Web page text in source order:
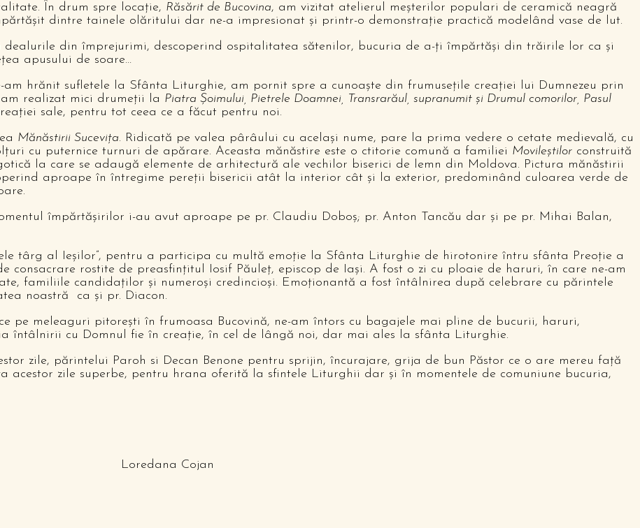
În drum spre locație, Răsărit de Bucovina, am vizitat atelierul meșterilor populari de ceramică neagră
dintre tainele olăritului dar ne-a impresionat și printr-o demonstrație practică modelând vase de lut.
din împrejurimi, descoperind ospitalitatea sătenilor, bucuria de a-ți împărtăși din trăirile lor ca și
apusului de soare…
hrănit sufletele la Sfânta Liturghie, am pornit spre a cunoaște din frumusețile creației lui Dumnezeu prin
realizat mici drumeții la Piatra Șoimului, Pietrele Doamnei, Transrarăul, supranumit și Drumul comorilor, Pasul
sale, pentru tot ceea ce a făcut pentru noi.
Mănăstirii Sucevița. Ridicată pe valea pârâului cu același nume, pare la prima vedere o cetate medievală, cu
cu puternice turnuri de apărare. Aceasta mănăstire este o ctitorie comună a familiei Movileștilor construită
la care se adaugă elemente de arhitectură ale vechilor biserici de lemn din Moldova. Pictura mănăstirii
aproape în întregime pereții bisericii atât la interior cât și la exterior, predominând culoarea verde de
împărtășirilor i-au avut aproape pe pr. Claudiu Doboș; pr. Anton Tancău dar și pe pr. Mihai Balan,
târg al Ieșilor”, pentru a participa cu multă emoție la Sfânta Liturghie de hirotonire întru sfânta Preoție a
consacrare rostite de preasfințitul Iosif Păuleț, episcop de Iași. A fost o zi cu ploaie de haruri, în care ne-am
familiile candidaților și numeroși credincioși. Emoționantă a fost întâlnirea după celebrare cu părintele
noastră ca și pr. Diacon.
meleaguri pitorești în frumoasa Bucovină, ne-am întors cu bagajele mai pline de bucurii, haruri,
întâlnirii cu Domnul fie în creație, în cel de lângă noi, dar mai ales la sfânta Liturghie.
zile, părintelui Paroh si Decan Benone pentru sprijin, încurajare, grija de bun Păstor ce o are mereu față
acestor zile superbe, pentru hrana oferită la sfintele Liturghii dar și în momentele de comuniune bucuria,
Cojan